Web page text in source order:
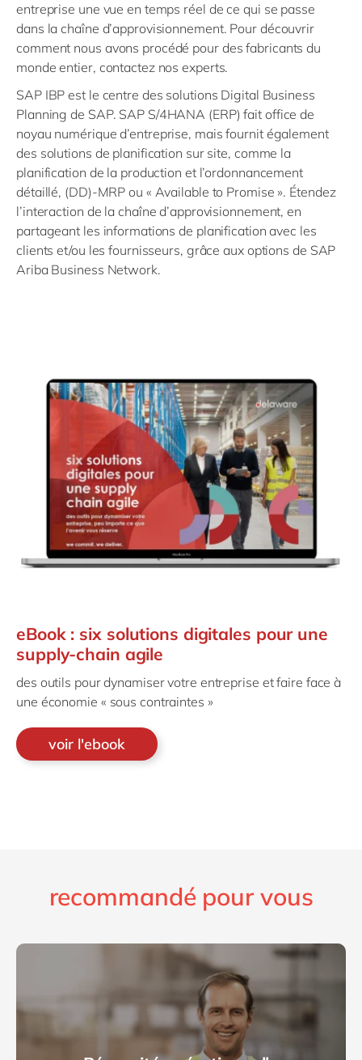
entreprise une vue en temps réel de ce qui se passe
dans la chaîne d’approvisionnement. Pour découvrir
comment nous avons procédé pour des fabricants du
monde entier, contactez nos experts.
SAP IBP est le centre des solutions Digital Business
Planning de SAP. SAP S/4HANA (ERP) fait office de
noyau numérique d’entreprise, mais fournit également
des solutions de planification sur site, comme la
planification de la production et l’ordonnancement
détaillé, (DD)-MRP ou « Available to Promise ». Étendez
l’interaction de la chaîne d’approvisionnement, en
partageant les informations de planification avec les
clients et/ou les fournisseurs, grâce aux options de SAP
Ariba Business Network.
eBook : six solutions digitales pour une
supply-chain agile
des outils pour dynamiser votre entreprise et faire face à
une économie « sous contraintes »
voir l'ebook
recommandé pour vous